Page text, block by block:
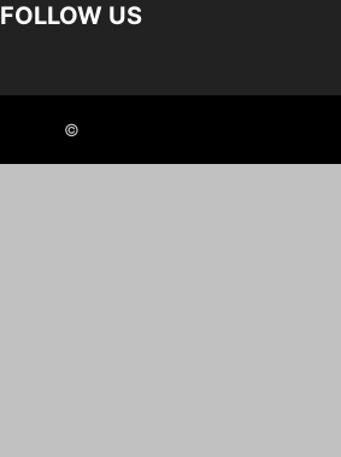
FOLLOW US
©